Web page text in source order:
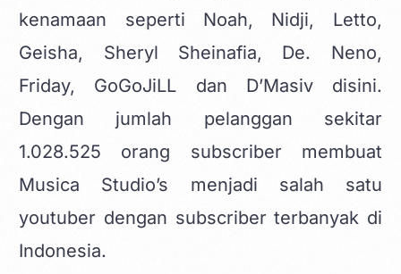
kenamaan seperti Noah, Nidji, Letto,
Geisha, Sheryl Sheinafia, De. Neno,
Friday, GoGoJiLL dan D’Masiv disini.
Dengan jumlah pelanggan sekitar
1.028.525 orang subscriber membuat
Musica Studio’s menjadi salah satu
youtuber dengan subscriber terbanyak di
Indonesia.